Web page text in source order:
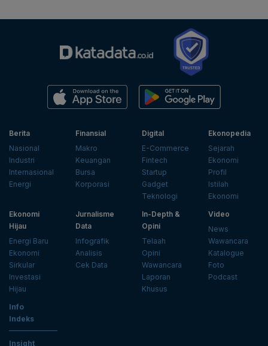
Berita
Nasional
Industri
Internasional
Energi
Finansial
Makro
Keuangan
Bursa
Korporasi
Digital
E-Commerce
Fintech
Startup
Gadget
Teknologi
Ekonopedia
Sejarah
Ekonomi
Profil
Istilah
Ekonomi
Ekonomi
Hijau
Energi Baru
Ekonomi
Sirkular
Investasi
Hijau
Jurnalisme
Data
Infografik
Analisis
Cek Data
In-Depth &
Opini
Telaah
Opini
Wawancara
Laporan
Khusus
Video
News
Wawancara
Katalogue
Foto
Podcast
Info
Indeks
Insight